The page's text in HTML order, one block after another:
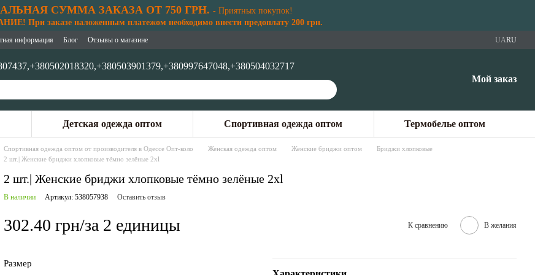
СУММА ЗАКАЗА ОТ 750 ГРН. - Приятных покупок!
При заказе наложенным платежом необходимо внести предоплату 200 грн.
информация Блог Отзывы о магазине UARU
+380502018320,+380503901379,+380997647048,+380504032717
Мой заказ
Детская одежда оптом Спортивная одежда оптом Термобелье оптом
Спортивная одежда оптом от производителя в Одессе Опт-коло Женская одежда оптом Женские бриджи оптом
Бриджи хлопковые
2 шт.| Женские бриджи хлопковые тёмно зелёные 2xl
2 шт.| Женские бриджи хлопковые тёмно зелёные 2xl
В наличии Артикул: 538057938 Оставить отзыв
302.40 грн/за 2 единицы К сравнению В желания
Размер